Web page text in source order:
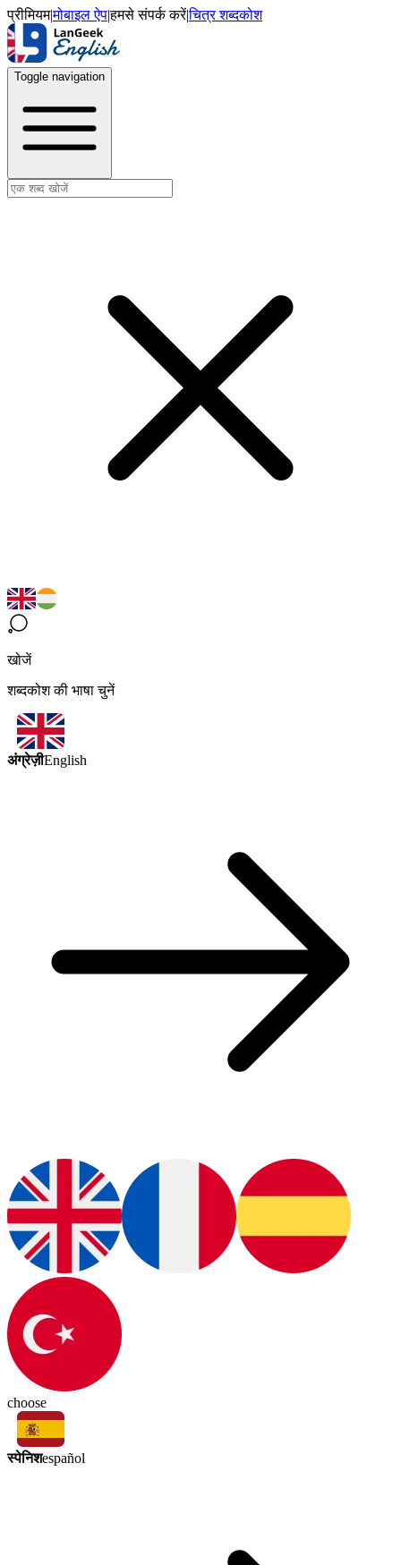
प्रीमियम|मोबाइल ऐप|हमसे संपर्क करें|चित्र शब्दकोश
Toggle navigation
खोजें
शब्दकोश की भाषा चुनें
अंग्रेज़ीEnglish
choose
स्पेनिशespañol